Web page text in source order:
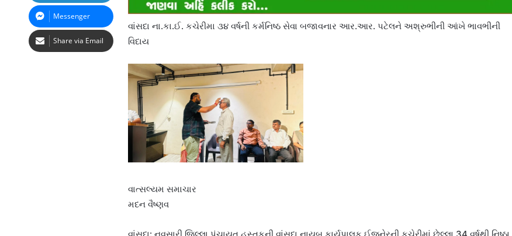
વાંસદા ના.કા.ઈ. કચેરીમા ૩૪ વર્ષની કર્મનિષ્ઠ સેવા બજાવનાર આર.આર. પટેલને અશ્રુભીની આંખે ભાવભીની
વિદાય
વાત્સલ્યમ સમાચાર
મદન વૈષ્ણવ
વાંસદા: નવસારી જિલ્લા પંચાયત હસ્તકની વાંસદા નાયબ કાર્યપાલક ઈજનેરની કચેરીમાં છેલ્લા 34 વર્ષથી નિષ્ઠા,
Messenger
Share via Email